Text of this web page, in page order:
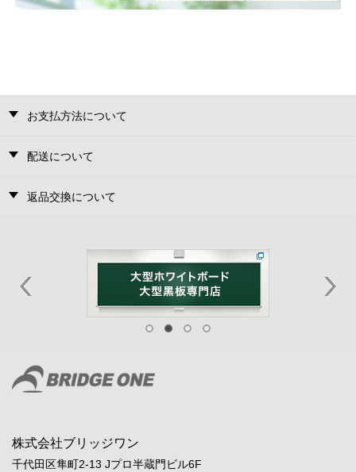
お支払方法について
配送について
返品交換について
株式会社ブリッジワン
千代田区隼町2-13 Jプロ半蔵門ビル6F